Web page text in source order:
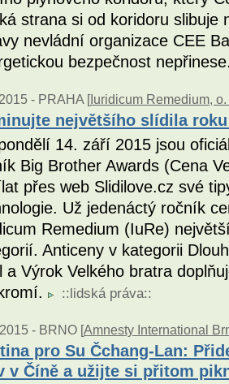
strana si od koridoru slibuje
nevládní organizace CEE
bezpečnost
- PRAHA [Iuridicum Remedium, o.
největšího slídila
14. září 2015 jsou
Big Brother Awards (Cena
přes web Slidilove.cz své
Už jedenáctý ročník
Remedium (IuRe)
Anticeny v kategorii
a Výrok Velkého bratra
:: lidská práva::
- BRNO [Amnesty International
pro Su Čchang-Lan:
v Číně a užijte si přitom